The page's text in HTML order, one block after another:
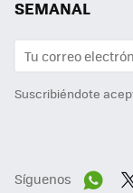
SEMANAL
Suscribiéndote
Síguenos